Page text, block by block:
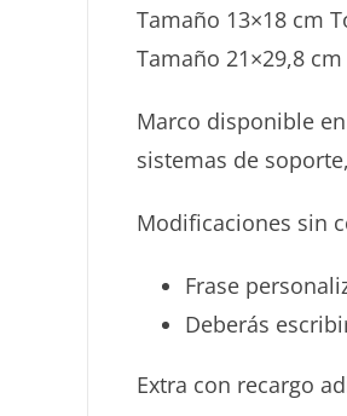
Tamaño 13×18 cm
Tamaño 21×29,8
Marco disponible
sistemas de
Modificaciones sin
Frase
Deberás
Extra con recargo